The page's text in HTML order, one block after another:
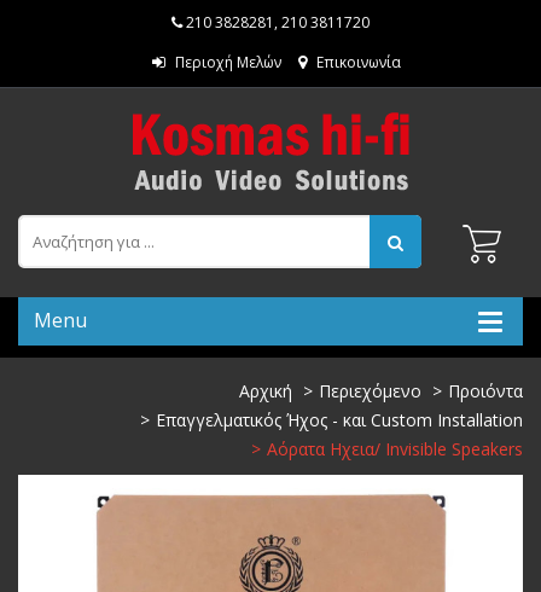
210 3828281 ,210 3811720
Περιοχή Μελών
Επικοινωνία
Menu
Αρχική Περιεχόμενο
Προιόντα
Επαγγελματικός Ήχος - και Custom Installation
Αόρατα Ηχεια/ Invisible Speakers